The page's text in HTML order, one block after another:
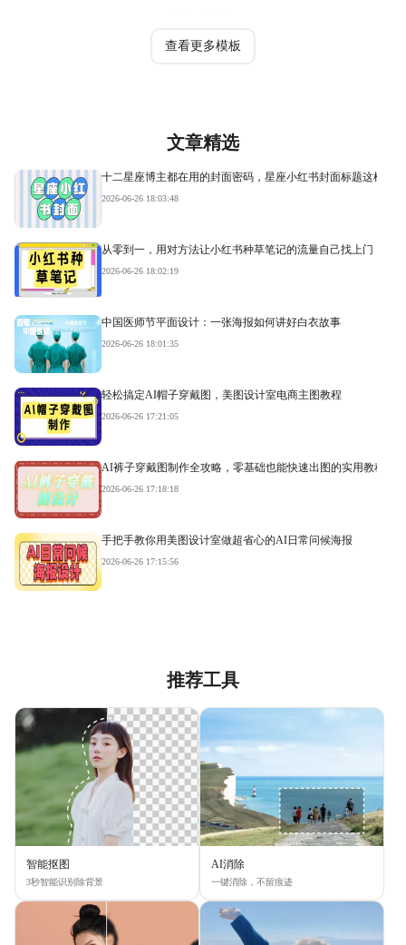
查看更多模板
文章精选
十二星座博主都在用的封面密码，星座小红书封面标题这样写
2026-06-26 18:03:48
从零到一，用对方法让小红书种草笔记的流量自己找上门
2026-06-26 18:02:19
中国医师节平面设计：一张海报如何讲好白衣故事
2026-06-26 18:01:35
轻松搞定AI帽子穿戴图，美图设计室电商主图教程
2026-06-26 17:21:05
AI裤子穿戴图制作全攻略，零基础也能快速出图的实用教程
2026-06-26 17:18:18
手把手教你用美图设计室做超省心的AI日常问候海报
2026-06-26 17:15:56
推荐工具
智能抠图
3秒智能识别除背景
AI消除
一键消除，不留痕迹